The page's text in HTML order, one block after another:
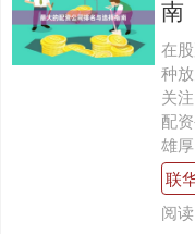
南
在
种
关
配
雄
联
阅读